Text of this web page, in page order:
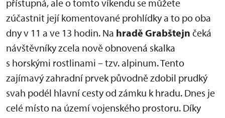
přístupná, ale o tomto víkendu se můžete
zúčastnit její komentované prohlídky a to po oba
dny v 11 a ve 13 hodin. Na hradě Grabštejn čeká
návštěvníky zcela nově obnovená skalka
s horskými rostlinami – tzv. alpinum. Tento
zajímavý zahradní prvek původně zdobil prudký
svah podél hlavní cesty od zámku k hradu. Dnes je
celé místo na území vojenského prostoru. Díky